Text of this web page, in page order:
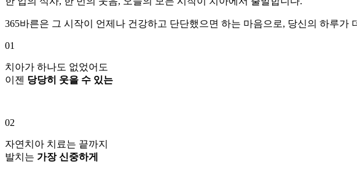
365바른은 그 시작이 언제나 건강하고 단단했으면 하는 마음으로, 당신의 하루
01
치아가 하나도 없었어도
이젠 당당히 웃을 수 있는
02
자연치아 치료는 끝까지
발치는 가장 신중하게